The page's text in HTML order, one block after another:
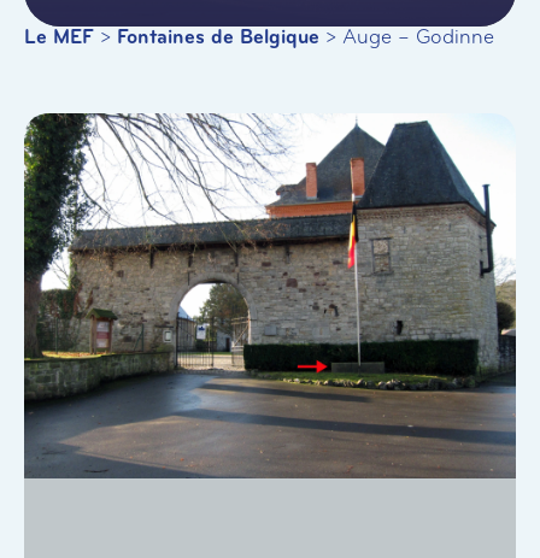
Le MEF > Fontaines de Belgique > Auge – Godinne